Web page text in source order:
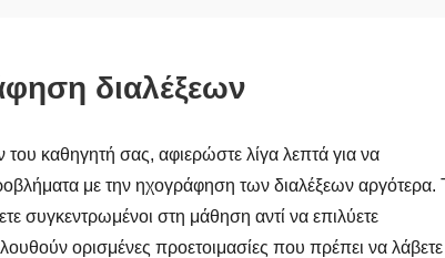
διαλέξεων
καθηγητή σας, αφιερώστε λίγα λεπτά για να
με την ηχογράφηση των διαλέξεων αργότερα.
συγκεντρωμένοι στη μάθηση αντί να επιλύετε
ορισμένες προετοιμασίες που πρέπει να λάβετε